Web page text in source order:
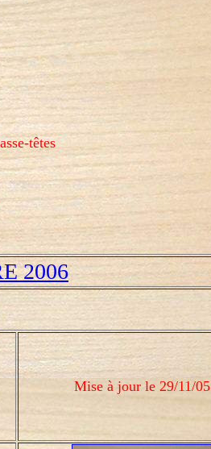
têtes
2006
Mise à jour le 29/11/05